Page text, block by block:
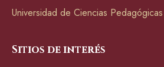
Universidad de Ciencias Pedagógicas
Sitios de interés